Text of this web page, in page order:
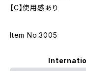
【C】使用感あり
Item No.3005